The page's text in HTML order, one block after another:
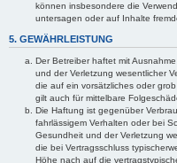
können insbesondere die
untersagen oder auf Inhalte
5. GEWÄHRLEISTUNG
Der Betreiber haftet mit
und der Verletzung wesentlicher
die auf ein vorsätzliches oder
gilt auch für mittelbare
Die Haftung ist gegenüber
fahrlässigem Verhalten oder bei
Gesundheit und der Verletzung
die bei Vertragsschluss
Höhe nach auf die